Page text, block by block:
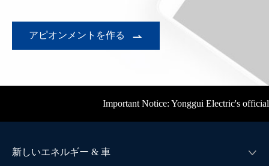
アピオンメントを作る 
Important Notice: Yonggui Electric's official
新しいエネルギー & 車 